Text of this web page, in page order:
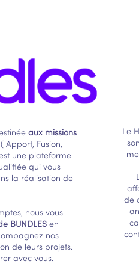
aux missions
Apport, Fusion,
une plateforme
qui vous
la réalisation de
nous vous
BUNDLES en
nos
de leurs projets.
avec vous.
Le
de